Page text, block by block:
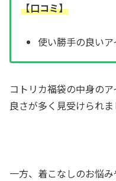
【口コミ】
使い勝手の良い
コトリカ福袋の中身の
良さが多く見受けられま
一方、着こなしのお悩